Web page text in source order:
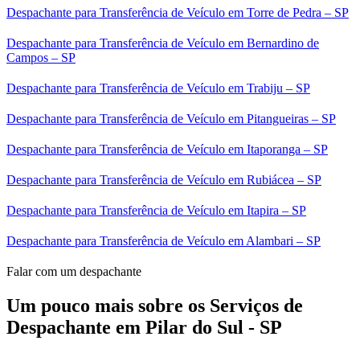
Despachante para Transferência de Veículo em Torre de Pedra – SP
Despachante para Transferência de Veículo em Bernardino de
Campos – SP
Despachante para Transferência de Veículo em Trabiju – SP
Despachante para Transferência de Veículo em Pitangueiras – SP
Despachante para Transferência de Veículo em Itaporanga – SP
Despachante para Transferência de Veículo em Rubiácea – SP
Despachante para Transferência de Veículo em Itapira – SP
Despachante para Transferência de Veículo em Alambari – SP
Falar com um despachante
Um pouco mais sobre os Serviços de
Despachante em Pilar do Sul - SP